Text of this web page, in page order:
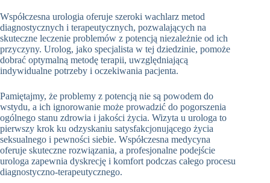
Współczesna urologia oferuje szeroki wachlarz metod
diagnostycznych i terapeutycznych, pozwalających na
skuteczne leczenie problemów z potencją niezależnie od ich
przyczyny. Urolog, jako specjalista w tej dziedzinie, pomoże
dobrać optymalną metodę terapii, uwzględniającą
indywidualne potrzeby i oczekiwania pacjenta.
Pamiętajmy, że problemy z potencją nie są powodem do
wstydu, a ich ignorowanie może prowadzić do pogorszenia
ogólnego stanu zdrowia i jakości życia. Wizyta u urologa to
pierwszy krok ku odzyskaniu satysfakcjonującego życia
seksualnego i pewności siebie. Współczesna medycyna
oferuje skuteczne rozwiązania, a profesjonalne podejście
urologa zapewnia dyskrecję i komfort podczas całego procesu
diagnostyczno-terapeutycznego.